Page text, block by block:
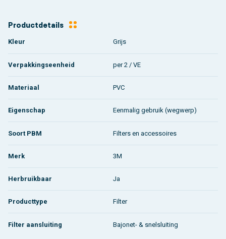
Productdetails
Kleur Grijs
Verpakkingseenheid per 2 / VE
Materiaal PVC
Eigenschap Eenmalig gebruik (wegwerp)
Soort PBM Filters en accessoires
Merk 3M
Herbruikbaar Ja
Producttype Filter
Filter aansluiting Bajonet- & snelsluiting